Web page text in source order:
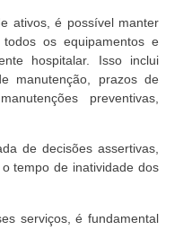
ativos, é possível manter
os equipamentos e
hospitalar. Isso inclui
manutenção, prazos de
preventivas,
de decisões assertivas,
tempo de inatividade dos
serviços, é fundamental